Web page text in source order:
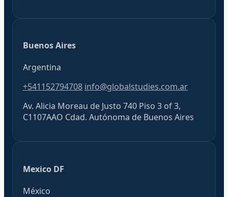
Buenos Aires
Argentina
+541152794708 info@globalstudies.com.ar
Av. Alicia Moreau de Justo 740 Piso 3 of 3,
C1107AAO Cdad. Autónoma de Buenos Aires
Mexico DF
México